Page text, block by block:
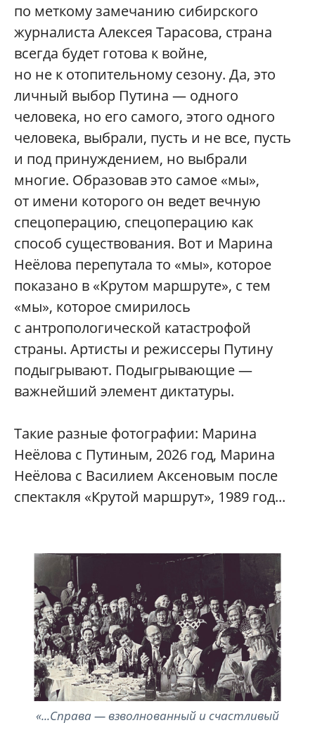
по меткому замечанию сибирского
журналиста Алексея Тарасова, страна
всегда будет готова к войне,
но не к отопительному сезону. Да, это
личный выбор Путина — одного
человека, но его самого, этого одного
человека, выбрали, пусть и не все, пусть
и под принуждением, но выбрали
многие. Образовав это самое «мы»,
от имени которого он ведет вечную
спецоперацию, спецоперацию как
способ существования. Вот и Марина
Неёлова перепутала то «мы», которое
показано в «Крутом маршруте», с тем
«мы», которое смирилось
с антропологической катастрофой
страны. Артисты и режиссеры Путину
подыгрывают. Подыгрывающие —
важнейший элемент диктатуры.
Такие разные фотографии: Марина
Неёлова с Путиным, 2026 год, Марина
Неёлова с Василием Аксеновым после
спектакля «Крутой маршрут», 1989 год...
«...Справа — взволнованный и счастливый